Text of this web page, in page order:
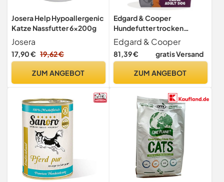
Josera Help Hypoallergenic
Katze Nassfutter 6x200g
Josera
17,90 € 19,62 €
ZUM ANGEBOT
Edgard & Cooper
Hundefutter trocken
Getreidefrei für Large Adult
Hunde (12kg), frische Ente &
Huhn, ausgewogene
Darmgesundheit,
Hundefutter, nie
Fleischmehl
Edgard & Cooper
81,39 € gratis Versand
ZUM ANGEBOT